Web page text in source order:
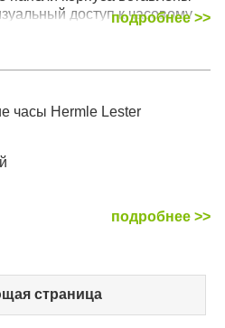
доступ к часовому
немецких мастеров
гостиной, кабинете или
подробнее >>
часы Hermle Lester
подробнее >>
страница